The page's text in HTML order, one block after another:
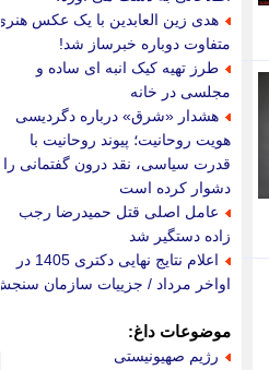
هدی زین العابدین با یک عکس هنری
متفاوت دوباره خبرساز شد!
طرز تهیه کیک انبه ای ساده و
مجلسی در خانه
هشدار «شرق» درباره دگردیسی
هویت روحانیت؛ پیوند روحانیت با
قدرت سیاسی، نقد درون گفتمانی را
دشوار کرده است
عامل اصلی قتل حمیدرضا رجب
زاده دستگیر شد
اعلام نتایج نهایی دکتری 1405 در
اواخر مرداد / جزییات سازمان سنجش
موضوعات داغ:
رژیم صهیونیستی